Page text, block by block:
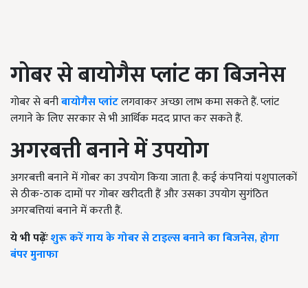
गोबर से बायोगैस प्लांट का बिजनेस
गोबर से बनीबायोगैस प्लांटलगवाकर अच्छा लाभ कमा सकते हैं. प्लांट
लगाने के लिए सरकार से भी आर्थिक मदद प्राप्त कर सकते हैं.
अगरबत्ती बनाने में उपयोग
अगरबत्ती बनाने में गोबर का उपयोग किया जाता है. कई कंपनियां पशुपालकों
से ठीक-ठाक दामों पर गोबर खरीदती हैं और उसका उपयोग सुगंठित
अगरबत्तियां बनाने में करती हैं.
ये भी पढ़ेंःशुरू करें गाय के गोबर से टाइल्स बनाने का बिजनेस, होगा
बंपर मुनाफा